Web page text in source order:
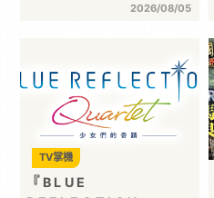
2026/08/05
『BLUE
TV掌機